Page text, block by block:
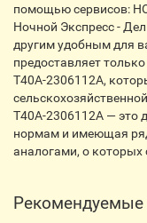
помощью сервисов:
Ночной Экспресс -
другим удобным для
предоставляет
Т40А-2306112А,
Т40А-2306112А — это
нормам и имеющая
аналогами, о
Рекомендуемые